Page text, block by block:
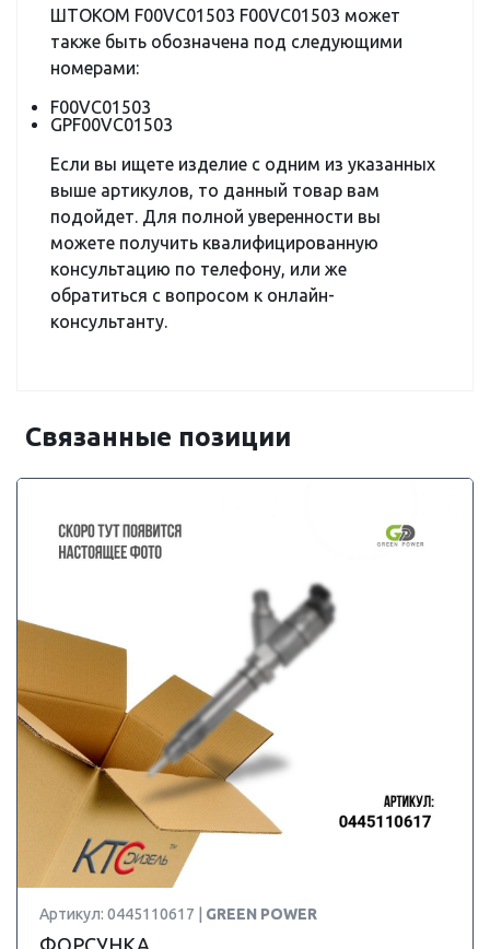
ШТОКОМ F00VC01503 F00VC01503 может
также быть обозначена под следующими
номерами:
F00VC01503
GPF00VC01503
Если вы ищете изделие с одним из указанных
выше артикулов, то данный товар вам
подойдет. Для полной уверенности вы
можете получить квалифицированную
консультацию по телефону, или же
обратиться с вопросом к онлайн-
консультанту.
Связанные позиции
Артикул: 0445110617 | GREEN POWER
ФОРСУНКА